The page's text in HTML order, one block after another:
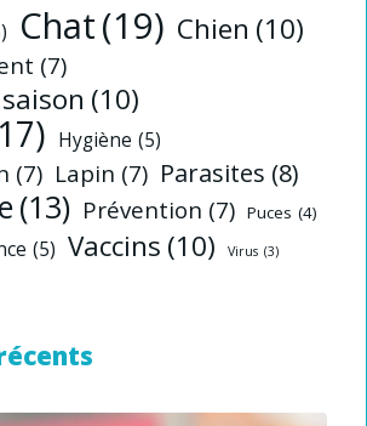
Chat(19) Chien (10)
(7)
(10)
Hygiène (5)
(7) Lapin (7) Parasites (8)
(13) Prévention (7) Puces (4)
(5) Vaccins (10) Virus (3)